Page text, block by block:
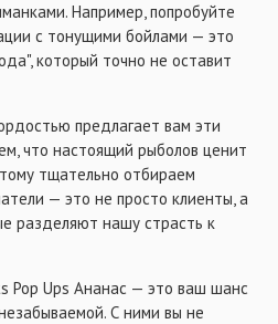
Например, попробуйте
с тонущими бойлами — это
который точно не оставит
предлагает вам эти
что настоящий рыболов ценит
тщательно отбираем
— это не просто клиенты, а
разделяют нашу страсть к
Pop Ups Ананас — это ваш шанс
С ними вы не